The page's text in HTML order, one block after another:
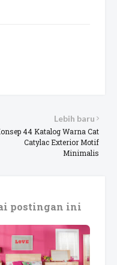
Lebih baru
44 Katalog Warna Cat
Catylac Exterior Motif
Minimalis
postingan ini